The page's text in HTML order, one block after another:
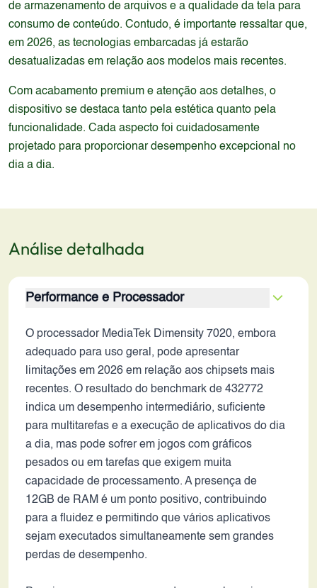
de armazenamento de arquivos e a qualidade da tela para
consumo de conteúdo. Contudo, é importante ressaltar que,
em 2026, as tecnologias embarcadas já estarão
desatualizadas em relação aos modelos mais recentes.
Com acabamento premium e atenção aos detalhes, o
dispositivo se destaca tanto pela estética quanto pela
funcionalidade. Cada aspecto foi cuidadosamente
projetado para proporcionar desempenho excepcional no
dia a dia.
Análise detalhada
Performance e Processador
O processador MediaTek Dimensity 7020, embora
adequado para uso geral, pode apresentar
limitações em 2026 em relação aos chipsets mais
recentes. O resultado do benchmark de 432772
indica um desempenho intermediário, suficiente
para multitarefas e a execução de aplicativos do dia
a dia, mas pode sofrer em jogos com gráficos
pesados ou em tarefas que exigem muita
capacidade de processamento. A presença de
12GB de RAM é um ponto positivo, contribuindo
para a fluidez e permitindo que vários aplicativos
sejam executados simultaneamente sem grandes
perdas de desempenho.